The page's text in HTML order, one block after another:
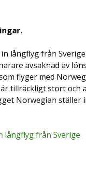
långflyg från
avsaknad av
flyger med
tillräckligt stort och
Norwegian ställer
långflyg från Sverige